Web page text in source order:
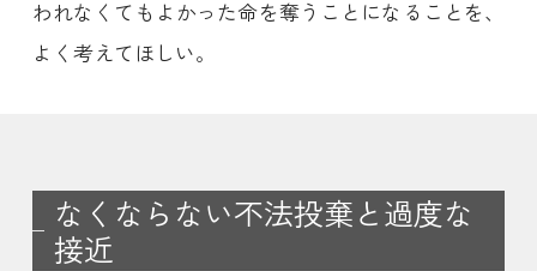
われなくてもよかった命を奪うことになることを、
よく考えてほしい。
なくならない不法投棄と過度な
接近